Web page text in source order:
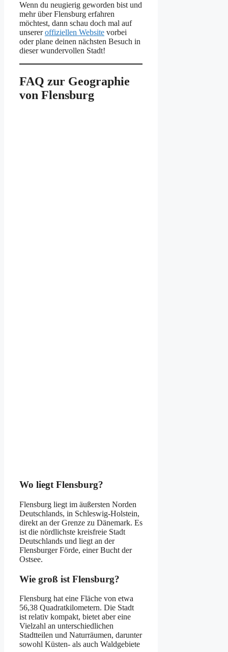
Wenn du neugierig geworden bist und
mehr über Flensburg erfahren
möchtest, dann schau doch mal auf
unsereroffiziellen Website vorbei
oder plane deinen nächsten Besuch in
dieser wundervollen Stadt!
FAQ zur Geographie
von Flensburg
Wo liegt Flensburg?
Flensburg liegt im äußersten Norden
Deutschlands, in Schleswig-Holstein,
direkt an der Grenze zu Dänemark. Es
ist die nördlichste kreisfreie Stadt
Deutschlands und liegt an der
Flensburger Förde, einer Bucht der
Ostsee.
Wie groß ist Flensburg?
Flensburg hat eine Fläche von etwa
56,38 Quadratkilometern. Die Stadt
ist relativ kompakt, bietet aber eine
Vielzahl an unterschiedlichen
Stadtteilen und Naturräumen, darunter
sowohl Küsten- als auch Waldgebiete